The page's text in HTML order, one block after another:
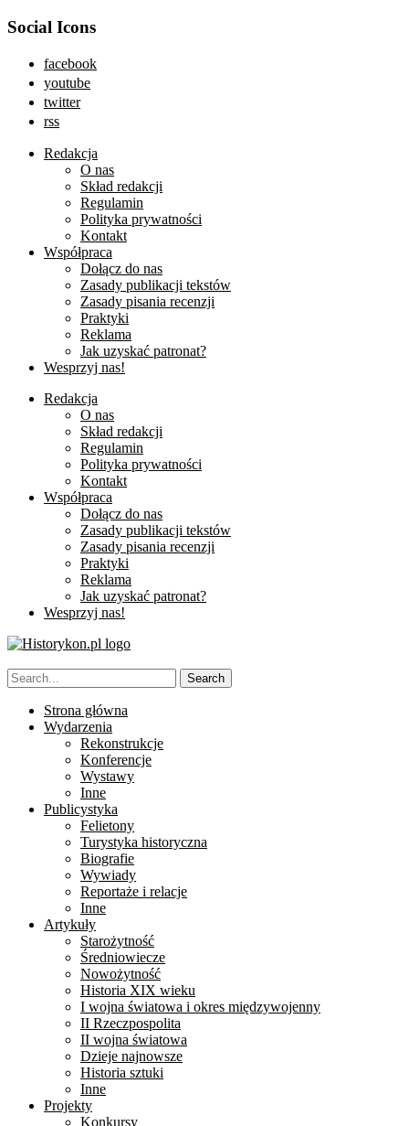
Social Icons
facebook
youtube
twitter
rss
Redakcja
O nas
Skład redakcji
Regulamin
Polityka prywatności
Kontakt
Współpraca
Dołącz do nas
Zasady publikacji tekstów
Zasady pisania recenzji
Praktyki
Reklama
Jak uzyskać patronat?
Wesprzyj nas!
Redakcja
O nas
Skład redakcji
Regulamin
Polityka prywatności
Kontakt
Współpraca
Dołącz do nas
Zasady publikacji tekstów
Zasady pisania recenzji
Praktyki
Reklama
Jak uzyskać patronat?
Wesprzyj nas!
Strona główna
Wydarzenia
Rekonstrukcje
Konferencje
Wystawy
Inne
Publicystyka
Felietony
Turystyka historyczna
Biografie
Wywiady
Reportaże i relacje
Inne
Artykuły
Starożytność
Średniowiecze
Nowożytność
Historia XIX wieku
I wojna światowa i okres międzywojenny
II Rzeczpospolita
II wojna światowa
Dzieje najnowsze
Historia sztuki
Inne
Projekty
Konkursy